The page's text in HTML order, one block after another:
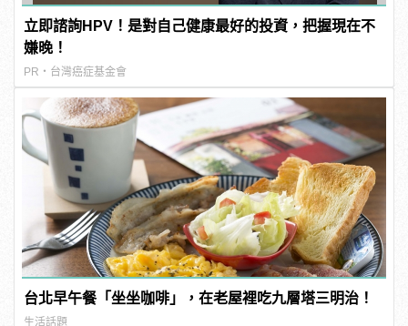
立即諮詢HPV！是對自己健康最好的投資，把握現在不
嫌晚！
PR・台灣癌症基金會
台北早午餐「坐坐咖啡」，在老屋裡吃九層塔三明治！
生活話題